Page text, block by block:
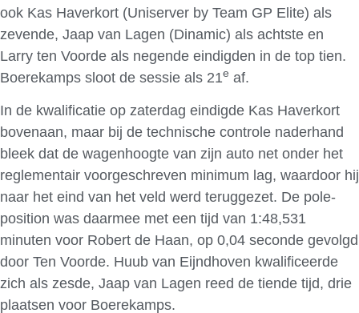
ook Kas Haverkort (Uniserver by Team GP Elite) als
zevende, Jaap van Lagen (Dinamic) als achtste en
Larry ten Voorde als negende eindigden in de top tien.
Boerekamps sloot de sessie als 21e af.
In de kwalificatie op zaterdag eindigde Kas Haverkort
bovenaan, maar bij de technische controle naderhand
bleek dat de wagenhoogte van zijn auto net onder het
reglementair voorgeschreven minimum lag, waardoor hij
naar het eind van het veld werd teruggezet. De pole-
position was daarmee met een tijd van 1:48,531
minuten voor Robert de Haan, op 0,04 seconde gevolgd
door Ten Voorde. Huub van Eijndhoven kwalificeerde
zich als zesde, Jaap van Lagen reed de tiende tijd, drie
plaatsen voor Boerekamps.